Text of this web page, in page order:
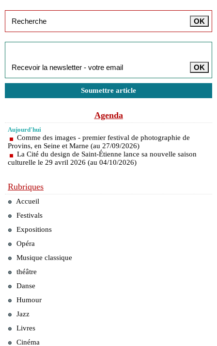
Soumettre article
Agenda
Aujourd'hui
Comme des images - premier festival de photographie de
Provins, en Seine et Marne (au 27/09/2026)
La Cité du design de Saint-Étienne lance sa nouvelle saison
culturelle le 29 avril 2026 (au 04/10/2026)
Rubriques
Accueil
Festivals
Expositions
Opéra
Musique classique
théâtre
Danse
Humour
Jazz
Livres
Cinéma